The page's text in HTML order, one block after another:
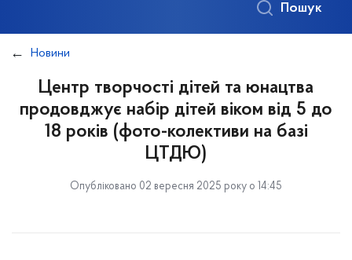
Пошук
Новини
Центр творчості дітей та юнацтва
продовджує набір дітей віком від 5 до
18 років (фото-колективи на базі
ЦТДЮ)
Опубліковано 02 вересня 2025 року о 14:45